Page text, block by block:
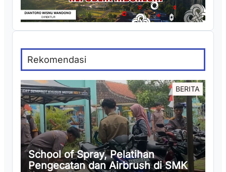
Rekomendasi
BERITA
School of Spray, Pelatihan
Pengecatan dan Airbrush di SMK